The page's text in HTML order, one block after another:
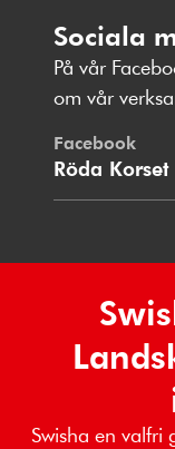
Sociala
På vår
om vår
Facebook
Röda
Swisha en